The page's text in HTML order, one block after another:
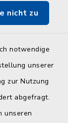
nicht zu
notwendige
unserer
zur Nutzung
abgefragt.
unseren